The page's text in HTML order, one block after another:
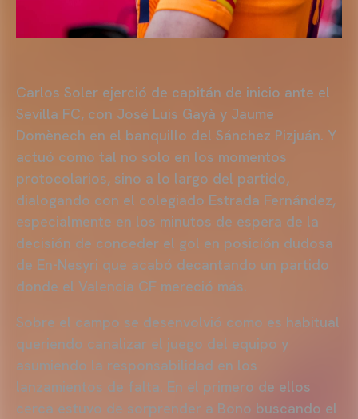
Carlos Soler ejerció de capitán de inicio ante el
Sevilla FC, con José Luis Gayà y Jaume
Domènech en el banquillo del Sánchez Pizjuán. Y
actuó como tal no solo en los momentos
protocolarios, sino a lo largo del partido,
dialogando con el colegiado Estrada Fernández,
especialmente en los minutos de espera de la
decisión de conceder el gol en posición dudosa
de En-Nesyri que acabó decantando un partido
donde el Valencia CF mereció más.
Sobre el campo se desenvolvió como es habitual
queriendo canalizar el juego del equipo y
asumiendo la responsabilidad en los
lanzamientos de falta. En el primero de ellos
cerca estuvo de sorprender a Bono buscando el